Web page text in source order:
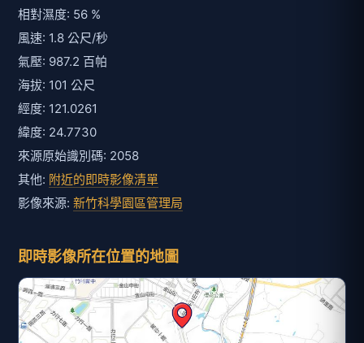
相對濕度: 56 %
風速: 1.8 公尺/秒
氣壓: 987.2 百帕
海拔: 101 公尺
經度: 121.0261
緯度: 24.7730
來源原始識別碼: 2058
其他: 附近的即時影像清單
影像來源: 新竹科學園區管理局
即時影像所在位置的地圖